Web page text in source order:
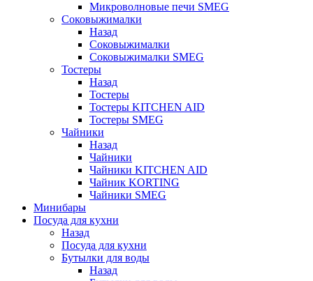
Микроволновые печи SMEG
Соковыжималки
Назад
Соковыжималки
Соковыжималки SMEG
Тостеры
Назад
Тостеры
Тостеры KITCHEN AID
Тостеры SMEG
Чайники
Назад
Чайники
Чайники KITCHEN AID
Чайник KORTING
Чайники SMEG
Минибары
Посуда для кухни
Назад
Посуда для кухни
Бутылки для воды
Назад